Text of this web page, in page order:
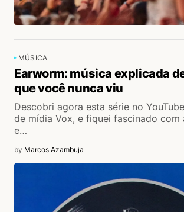
MÚSICA
Earworm: música explicada
que você nunca viu
Descobri agora esta série no
de mídia Vox, e fiquei fascinado com
e…
by Marcos Azambuja